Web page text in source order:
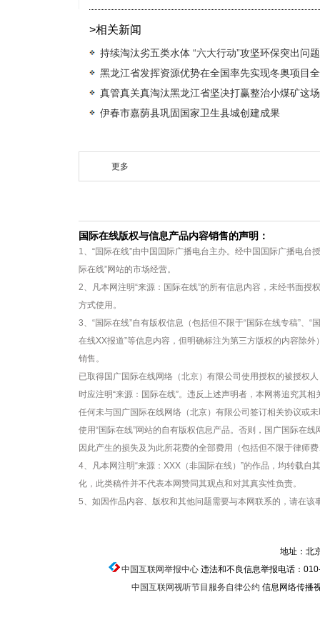
>相关新闻
持续淘汰劣五类水体 “六大行动”攻坚环保突出问题
黑龙江省发挥资源优势在全国率先实现冬奥项目
真管真关真淘汰黑龙江省坚决打赢整治小煤矿这
伊春市嘉荫县巩固国家卫生县城创建成果
更多
国际在线版权与信息产品内容销售的声明：
1、“国际在线”由中国国际广播电台主办。经中国国际广播电台
际在线”网站的市场经营。
2、凡本网注明“来源：国际在线”的所有信息内容，未经书面
方式使用。
3、“国际在线”自有版权信息（包括但不限于“国际在线专稿”、“
在线XX报道”等信息内容，但明确标注为第三方版权的内容除
销售。
已取得国广国际在线网络（北京）有限公司使用授权的被授权
时应注明“来源：国际在线”。违反上述声明者，本网将追究其相
任何未与国广国际在线网络（北京）有限公司签订相关协议或
使用“国际在线”网站的自有版权信息产品。否则，国广国际在
因此产生的损失及为此所花费的全部费用（包括但不限于律师
4、凡本网注明“来源：XXX（非国际在线）”的作品，均转载自
化，此类稿件并不代表本网赞同其观点和对其真实性负责。
5、如因作品内容、版权和其他问题需要与本网联系的，请在该
地址：北
中国互联网举报中心违法和不良信息举报电话：
中国互联网视听节目服务自律公约 信息网络传播